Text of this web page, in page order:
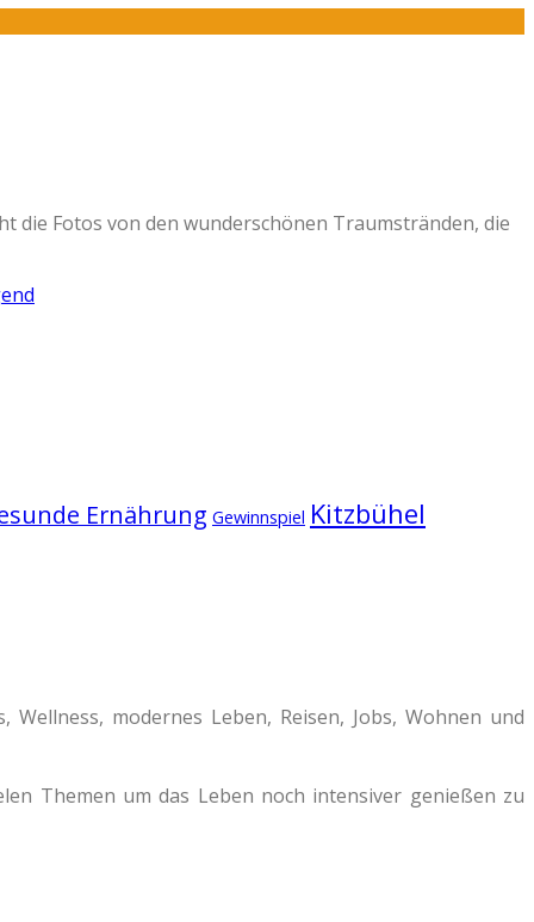
die Fotos von den wunderschönen Traumstränden, die
Ernährung Gewinnspiel Kitzbühel
modernes Leben, Reisen, Jobs, Wohnen und
Themen um das Leben noch intensiver genießen zu